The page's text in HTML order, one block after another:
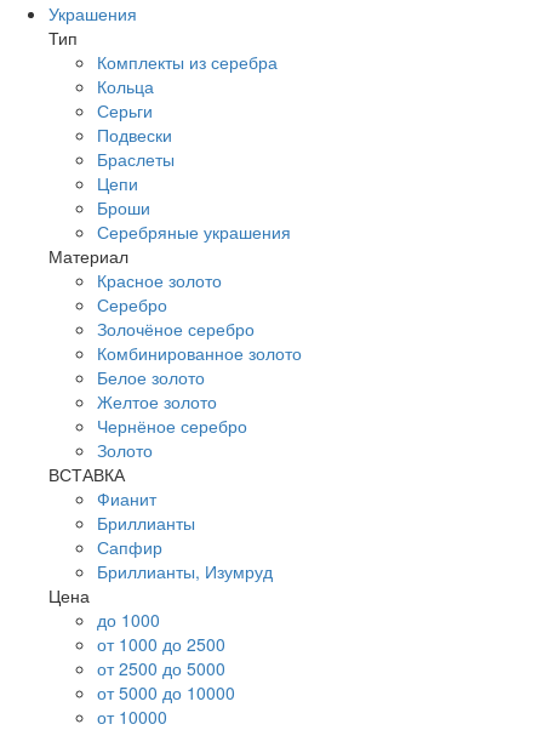
Украшения
Тип
Комплекты из серебра
Кольца
Серьги
Подвески
Браслеты
Цепи
Броши
Серебряные украшения
Материал
Красное золото
Серебро
Золочёное серебро
Комбинированное золото
Белое золото
Желтое золото
Чернёное серебро
Золото
ВСТАВКА
Фианит
Бриллианты
Сапфир
Бриллианты, Изумруд
Цена
до 1000
от 1000 до 2500
от 2500 до 5000
от 5000 до 10000
от 10000